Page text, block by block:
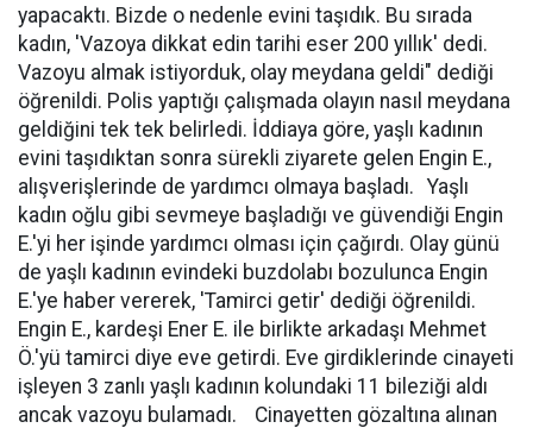
yapacaktı. Bizde o nedenle evini taşıdık. Bu sırada
kadın, 'Vazoya dikkat edin tarihi eser 200 yıllık' dedi.
Vazoyu almak istiyorduk, olay meydana geldi" dediği
öğrenildi. Polis yaptığı çalışmada olayın nasıl meydana
geldiğini tek tek belirledi. İddiaya göre, yaşlı kadının
evini taşıdıktan sonra sürekli ziyarete gelen Engin E.,
alışverişlerinde de yardımcı olmaya başladı. Yaşlı
kadın oğlu gibi sevmeye başladığı ve güvendiği Engin
E.'yi her işinde yardımcı olması için çağırdı. Olay günü
de yaşlı kadının evindeki buzdolabı bozulunca Engin
E.'ye haber vererek, 'Tamirci getir' dediği öğrenildi.
Engin E., kardeşi Ener E. ile birlikte arkadaşı Mehmet
Ö.'yü tamirci diye eve getirdi. Eve girdiklerinde cinayeti
işleyen 3 zanlı yaşlı kadının kolundaki 11 bileziği aldı
ancak vazoyu bulamadı. Cinayetten gözaltına alınan